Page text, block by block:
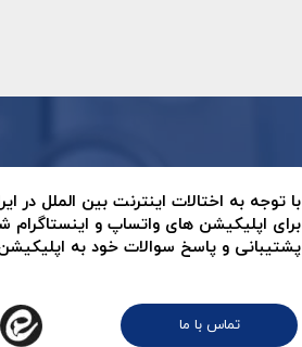
تماس با ما
با توجه به اختالات اینترنت بین الملل در
برای اپلیکیشن های واتساپ و
پشتیبانی و پاسخ سوالات خود به اپلیکیشن